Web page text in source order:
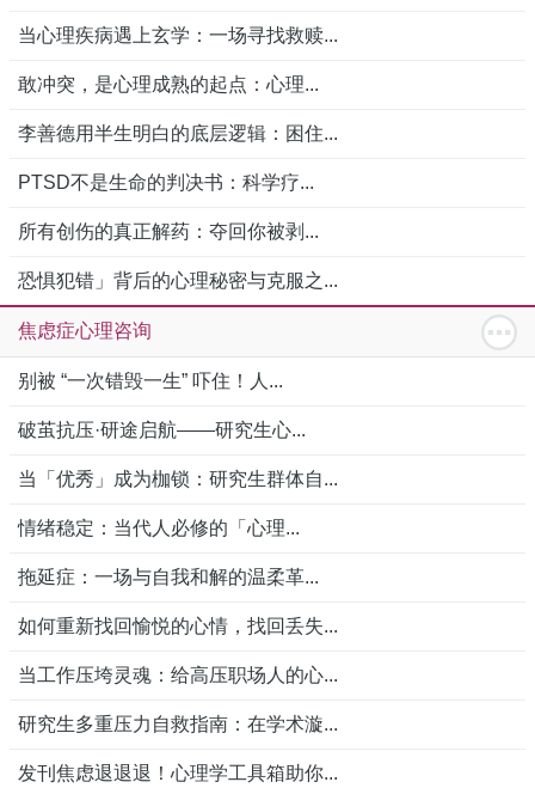
当心理疾病遇上玄学：一场寻找救赎...
敢冲突，是心理成熟的起点：心理...
李善德用半生明白的底层逻辑：困住...
PTSD不是生命的判决书：科学疗...
所有创伤的真正解药：夺回你被剥...
恐惧犯错」背后的心理秘密与克服之...
焦虑症心理咨询
别被 “一次错毁一生” 吓住！人...
破茧抗压·研途启航——研究生心...
当「优秀」成为枷锁：研究生群体自...
情绪稳定：当代人必修的「心理...
拖延症：一场与自我和解的温柔革...
如何重新找回愉悦的心情，找回丢失...
当工作压垮灵魂：给高压职场人的心...
研究生多重压力自救指南：在学术漩...
发刊焦虑退退退！心理学工具箱助你...